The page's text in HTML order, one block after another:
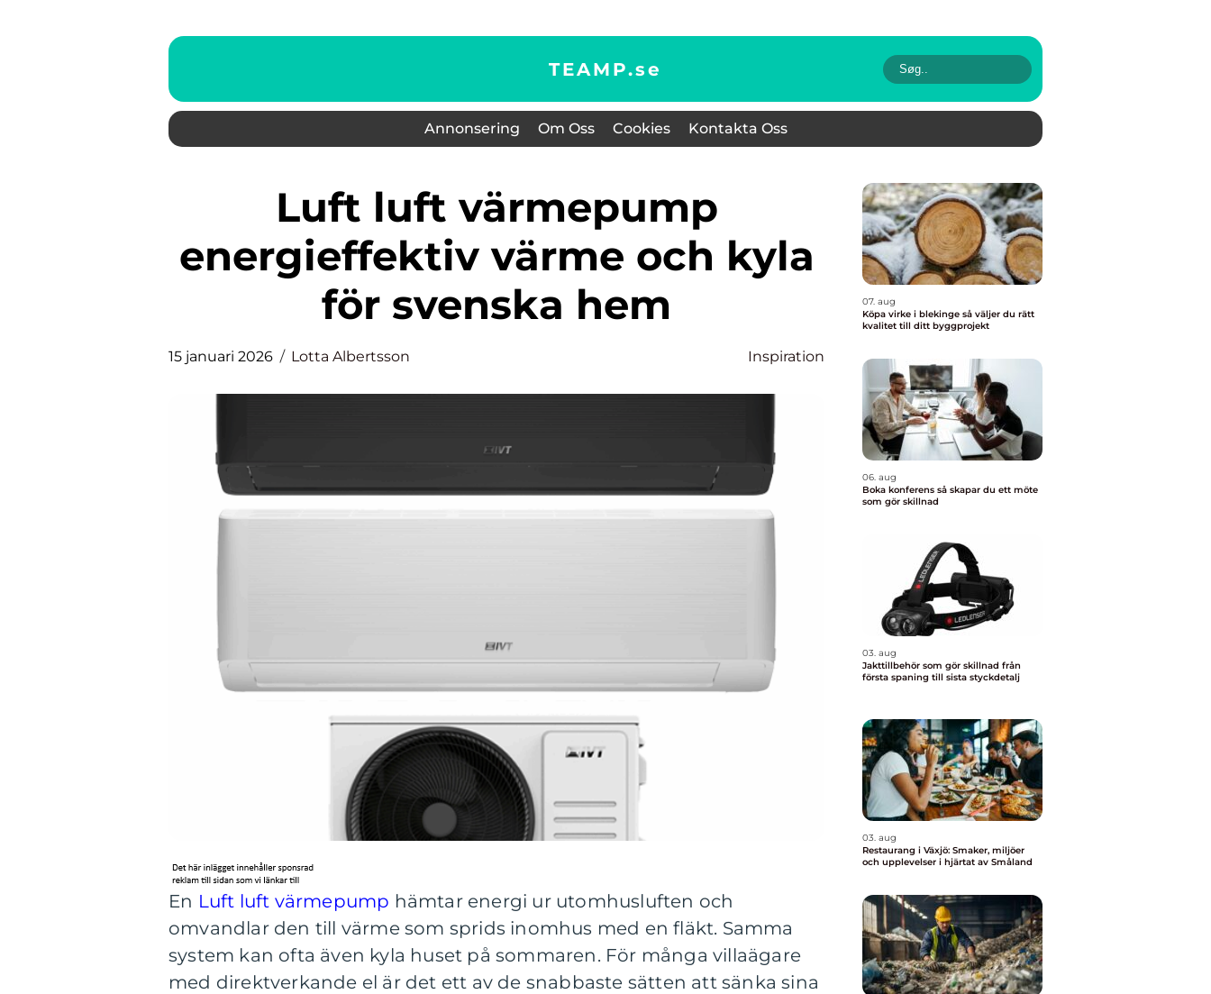
TEAMP.se
Annonsering Om Oss Cookies Kontakta Oss
Luft luft värmepump
energieffektiv värme och kyla
för svenska hem
15 januari 2026 Lotta Albertsson Inspiration
En Luft luft värmepump hämtar energi ur utomhusluften och
omvandlar den till värme som sprids inomhus med en fläkt. Samma
system kan ofta även kyla huset på sommaren. För många villaägare
med direktverkande el är det ett av de snabbaste sätten att sänka sina
07. aug
Köpa virke i blekinge så väljer du rätt
kvalitet till ditt byggprojekt
06. aug
Boka konferens så skapar du ett möte
som gör skillnad
03. aug
Jakttillbehör som gör skillnad från
första spaning till sista styckdetalj
03. aug
Restaurang i Växjö: Smaker, miljöer
och upplevelser i hjärtat av Småland